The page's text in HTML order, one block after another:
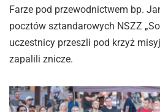
Farze pod przewodnictwem bp.
pocztów sztandarowych NSZZ
uczestnicy przeszli pod krzyż
zapalili znicze.